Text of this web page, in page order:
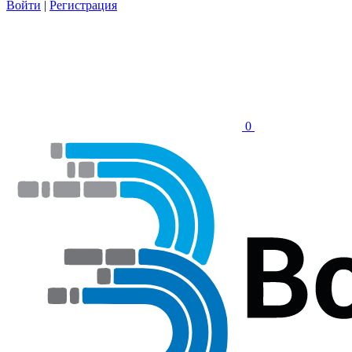
Войти | Регистрация
0